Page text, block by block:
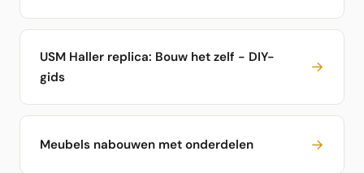
USM Haller replica: Bouw het zelf - DIY-
gids
→
Meubels nabouwen met onderdelen →